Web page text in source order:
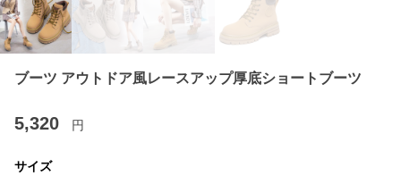
ブーツ アウトドア風レースアップ厚底ショートブーツ
5,320 円
サイズ